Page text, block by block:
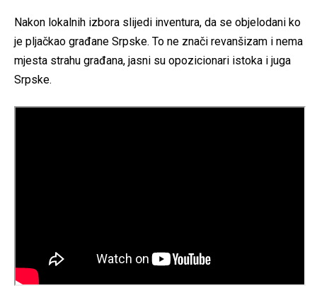
Nakon lokalnih izbora slijedi inventura, da se objelodani ko
je pljačkao građane Srpske. To ne znači revanšizam i nema
mjesta strahu građana, jasni su opozicionari istoka i juga
Srpske.